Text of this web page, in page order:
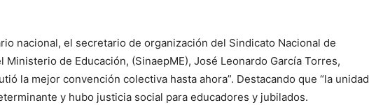
nacional, el secretario de organización del Sindicato Nacional de
Ministerio de Educación, (SinaepME), José Leonardo García Torres,
la mejor convención colectiva hasta ahora”. Destacando que “la unidad
y hubo justicia social para educadores y jubilados.